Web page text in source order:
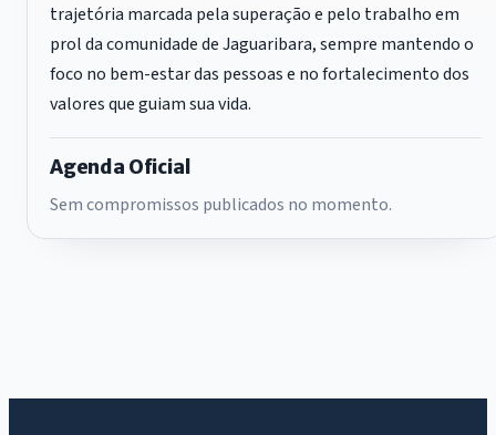
trajetória marcada pela superação e pelo trabalho em
prol da comunidade de Jaguaribara, sempre mantendo o
foco no bem-estar das pessoas e no fortalecimento dos
valores que guiam sua vida.
Agenda Oficial
Sem compromissos publicados no momento.